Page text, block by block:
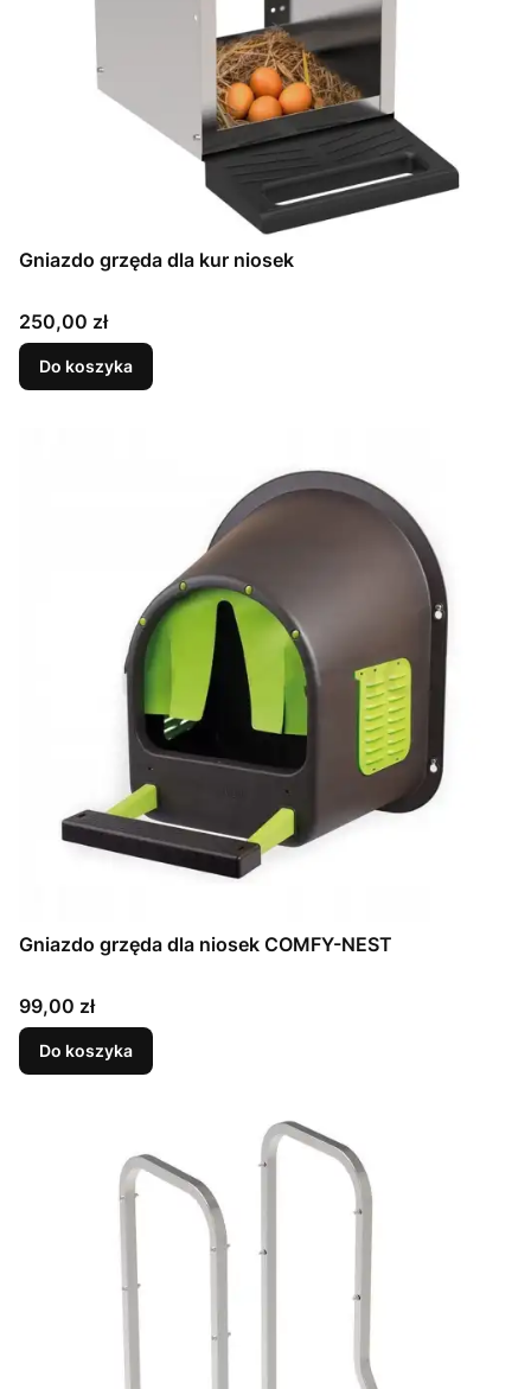
Gniazdo grzęda dla kur niosek
Cena
250,00 zł
Do koszyka
Gniazdo grzęda dla niosek COMFY-NEST
Cena
99,00 zł
Do koszyka